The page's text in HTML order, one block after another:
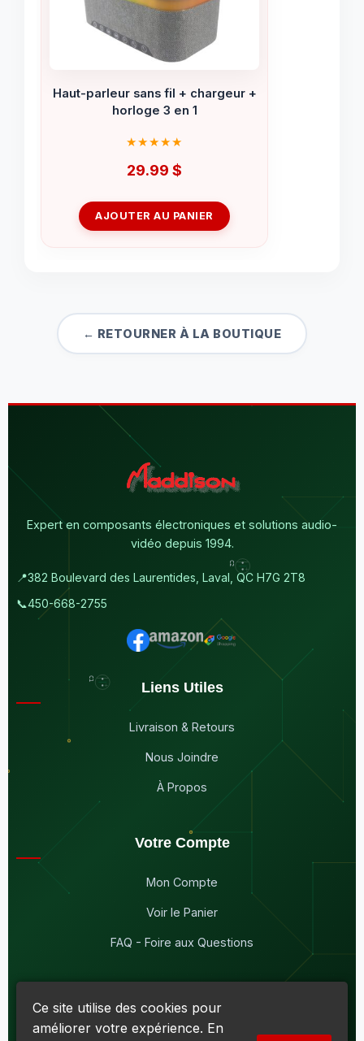
Haut-parleur sans fil + chargeur +
horloge 3 en 1
29.99 $
AJOUTER AU PANIER
← RETOURNER À LA BOUTIQUE
Expert en composants électroniques et solutions audio-
vidéo depuis 1994.
📍382 Boulevard des Laurentides, Laval, QC H7G 2T8
📞450-668-2755
Liens Utiles
Livraison & Retours
Nous Joindre
À Propos
Votre Compte
Mon Compte
Voir le Panier
FAQ - Foire aux Questions
© 2026Maddison Électronique Inc.
Ce site utilise des cookies pour
améliorer votre expérience. En